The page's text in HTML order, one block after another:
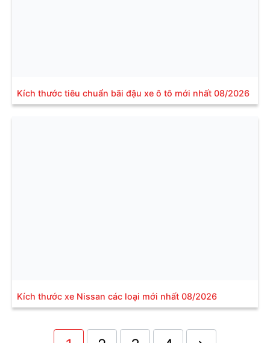
Kích thước tiêu chuẩn bãi đậu xe ô tô mới nhất 08/2026
Kích thước xe Nissan các loại mới nhất 08/2026